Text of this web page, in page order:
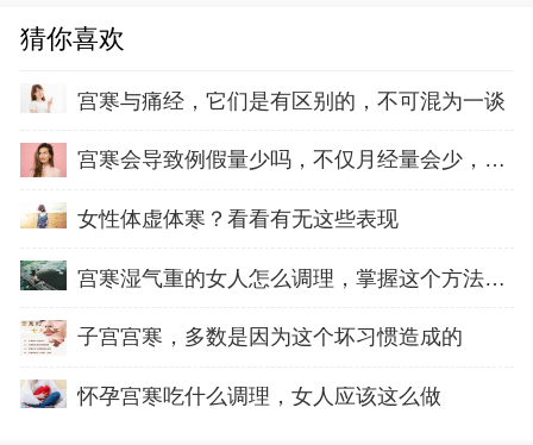
猜你喜欢
宫寒与痛经，它们是有区别的，不可混为一谈
宫寒会导致例假量少吗，不仅月经量会少，还会
女性体虚体寒？看看有无这些表现
宫寒湿气重的女人怎么调理，掌握这个方法就容
子宫宫寒，多数是因为这个坏习惯造成的
怀孕宫寒吃什么调理，女人应该这么做